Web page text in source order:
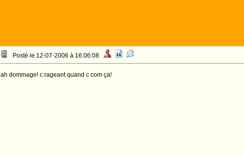
Posté le 12-07-2006 à 16:06:08
ah dommage! c rageant quand c com ça!